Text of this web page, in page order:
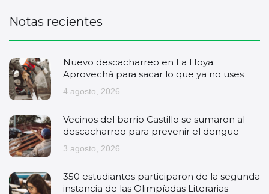
Notas recientes
Nuevo descacharreo en La Hoya.
Aprovechá para sacar lo que ya no uses
4 agosto, 2026
Vecinos del barrio Castillo se sumaron al
descacharreo para prevenir el dengue
3 agosto, 2026
350 estudiantes participaron de la segunda
instancia de las Olimpíadas Literarias